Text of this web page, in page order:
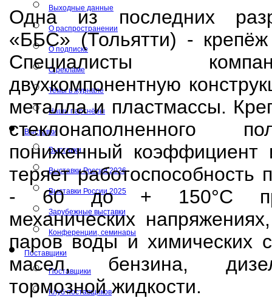
Выходные данные
О распространении
О подписке
О рекламе
Темы в журнале
Наши партнёры
Выставки
Выставки
Выставки России 2026
Выставки России 2025
Зарубежные выставки
Конференции, семинары
Поставщики
Поставщики
Клуб поставщиков
Одна из последних
«ББС» (Тольятти) - крепёж
Специалисты
двухкомпонентную
металла и пластмассы.
стеклонаполненного
пониженный коэффициент
теряет работоспособность
- 60 до + 150°С при
механических
паров воды и химических
масел, бензина,
тормозной жидкости.